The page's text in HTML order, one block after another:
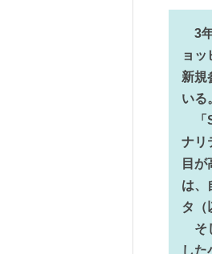
3年
ョ
新規
いる。
「
ナリ
目
は、
タ（
そ
し